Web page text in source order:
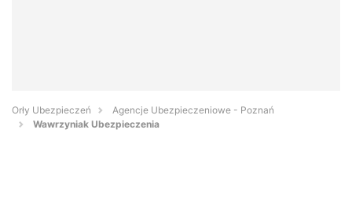
Orły Ubezpieczeń
Agencje Ubezpieczeniowe - Poznań
Wawrzyniak Ubezpieczenia